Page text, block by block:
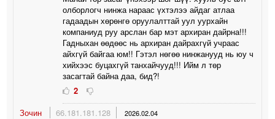
олборлогч нинжа нараас үхтэлээ айдаг атлаа
гадаадын хөрөнгө оруулалттай уул уурхайн
компаниуд руу арслан бар мэт архиран дайрна!!!
Гадныхан өөдөөс нь архиран дайрахгүй учраас
айхгүй байгаа юм!! Гэтэл нөгөө нинжанууд нь юу ч
хийхээс буцахгүй танхайчууд!!! Ийм л төр
засагтай байна даа, бид?!
2
Зочин
66.181.181.128 2026.02.04